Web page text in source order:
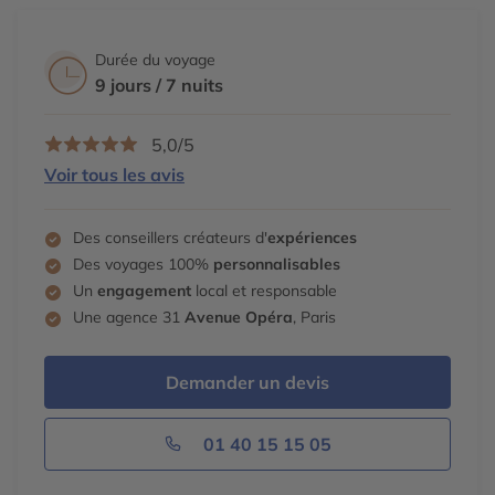
Durée du voyage
9 jours / 7 nuits
5,0/5
Voir tous les avis
Des conseillers créateurs d'expériences
Des voyages 100% personnalisables
Un engagement local et responsable
Une agence 31 Avenue Opéra, Paris
Demander un devis
01 40 15 15 05